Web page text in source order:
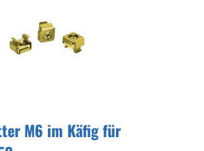
M6 im Käfig für